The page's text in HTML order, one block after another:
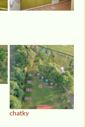
chatky